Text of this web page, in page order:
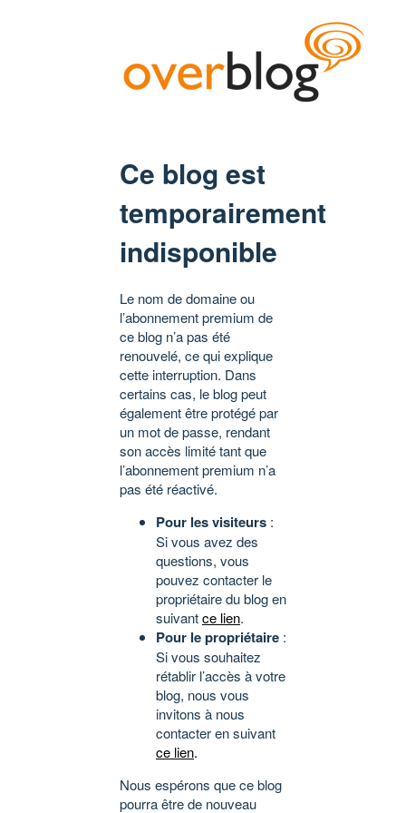
Ce blog est
temporairement
indisponible
Le nom de domaine ou
l’abonnement premium de
ce blog n’a pas été
renouvelé, ce qui explique
cette interruption. Dans
certains cas, le blog peut
également être protégé par
un mot de passe, rendant
son accès limité tant que
l’abonnement premium n’a
pas été réactivé.
Pour les visiteurs :
Si vous avez des
questions, vous
pouvez contacter le
propriétaire du blog en
suivantce lien.
Pour le propriétaire :
Si vous souhaitez
rétablir l’accès à votre
blog, nous vous
invitons à nous
contacter en suivant
ce lien.
Nous espérons que ce blog
pourra être de nouveau